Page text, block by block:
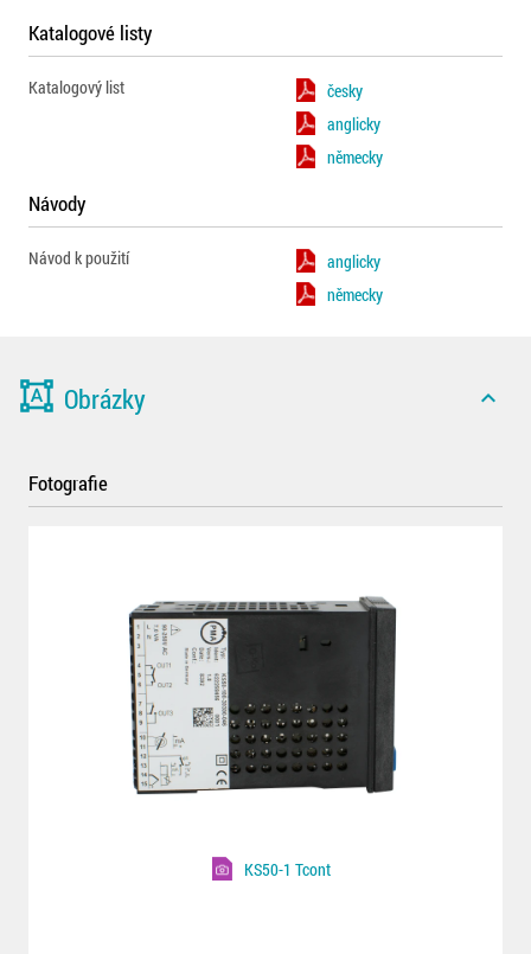
Katalogové listy
Katalogový list
česky
anglicky
německy
Návody
Návod k použití
anglicky
německy
format_shapes Obrázky expand_less
Fotografie
KS50-1 Tcont